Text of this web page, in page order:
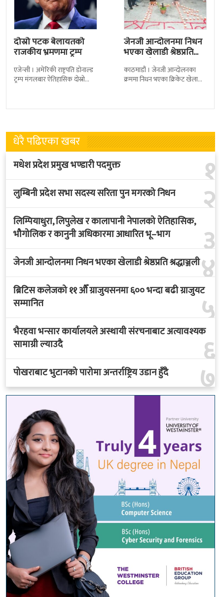
दोस्रो पटक बेलायतको
राजकीय भ्रमणमा ट्रम्प
एजेन्सी । अमेरिकी राष्ट्रपति डोनाल्ड
ट्रम्प मंगलबार ऐतिहासिक दोस्रो
बेलायत सरकारले
जेनजी आन्दोलनमा निधन
भएका खेलाडी श्रेष्ठप्रति
श्रद्धाञ्जली
काठमाडौं । जेनजी आन्दोलनका
क्रममा निधन भएका क्रिकेट खेलाडी
त्रिपुरेश्वरस्थीत राष्ट्रिय खेलकुद
धेरै पढिएका खबर
१
मधेश प्रदेश प्रमुख भण्डारी पदमुक्त
२
लुम्बिनी प्रदेश सभा सदस्य सरिता पुन मगरको निधन
३
लिम्पियाधुरा, लिपुलेख र कालापानी नेपालको ऐतिहासिक,
भौगोलिक र कानुनी अधिकारमा आधारित भू–भाग
४
जेनजी आन्दोलनमा निधन भएका खेलाडी श्रेष्ठप्रति श्रद्धाञ्जली
५
ब्रिटिस कलेजको ११ औँ ग्राजुयसनमा ६०० भन्दा बढी ग्राजुयट
सम्मानित
६
भैरहवा भन्सार कार्यालयले अस्थायी संरचनाबाट अत्यावश्यक
सामाग्री ल्याउदै
७
पोखराबाट भुटानको पारोमा अन्तर्राष्ट्रिय उडान हुँदै